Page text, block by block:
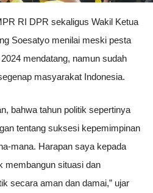
RI DPR sekaligus Wakil Ketua
Soesatyo menilai meski pesta
mendatang, namun sudah
masyarakat Indonesia.
bahwa tahun politik sepertinya
tentang suksesi kepemimpinan
mana. Harapan saya kepada
membangun situasi dan
secara aman dan damai,” ujar